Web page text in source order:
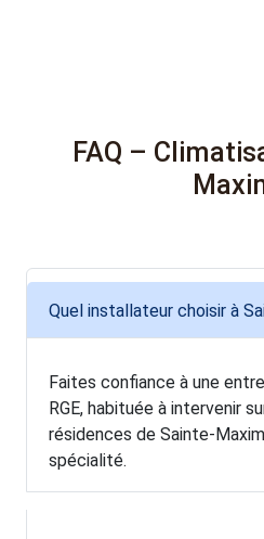
FAQ –
Quel installateur choisir à
Faites confiance à une
RGE, habituée à intervenir
résidences de Sainte-
spécialité.